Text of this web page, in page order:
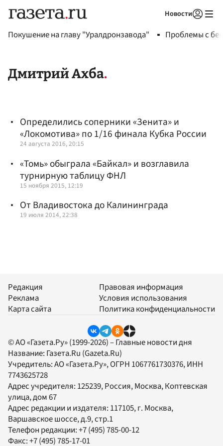
Новости
Покушение на главу "Уралдронзавода" Проблемы с
Дмитрий Ахба
Определились соперники «Зенита» и
«Локомотива» по 1/16 финала Кубка России
24 августа 2016, 20:15
«Томь» обыграла «Байкал» и возглавила
турнирную таблицу ФНЛ
15 ноября 2015, 12:19
От Владивостока до Калининграда
19 июля 2014, 22:38
Редакция
Реклама
Карта сайта
Правовая информация
Условия использования
Политика конфиденциальности
© АО «Газета.Ру» (1999-2026) – Главные новости дня
Название: Газета.Ru (Gazeta.Ru)
Учредитель:АО «Газета.Ру», ОГРН 1067761730376, ИНН
7743625728
Адрес учредителя: 125239, Россия, Москва, Коптевская
улица, дом 67
Адрес редакции и издателя: 117105, г. Москва,
Варшавское шоссе, д.9, стр.1
Телефон редакции:+7 (495) 785-00-12
Факс:+7 (495) 785-17-01